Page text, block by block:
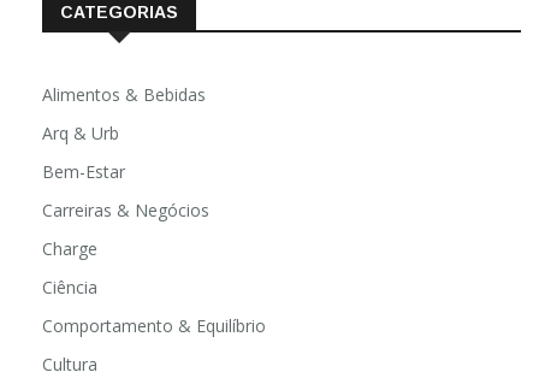
CATEGORIAS
Alimentos & Bebidas
Arq & Urb
Bem-Estar
Carreiras & Negócios
Charge
Ciência
Comportamento & Equilíbrio
Cultura